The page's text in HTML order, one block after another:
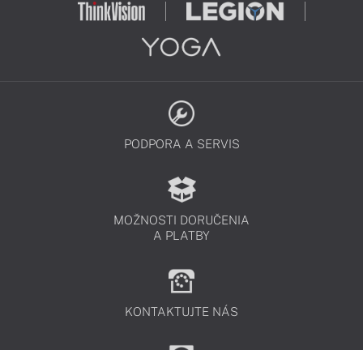
PODPORA A SERVIS
MOŽNOSTI DORUČENIA
A PLATBY
KONTAKTUJTE NÁS